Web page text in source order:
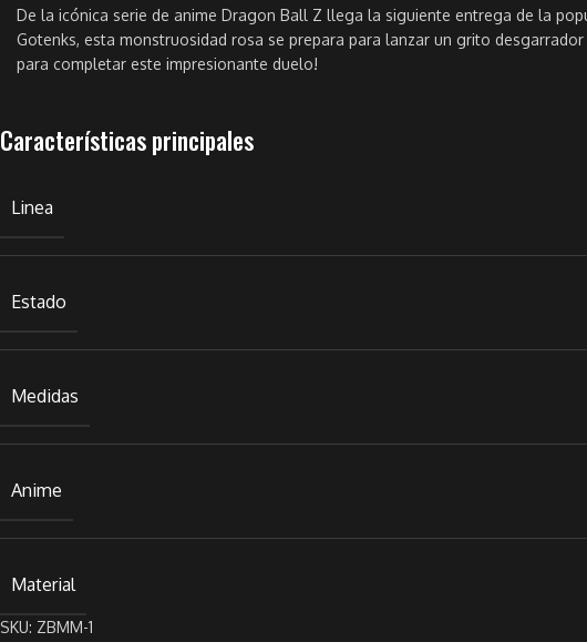
De la icónica serie de anime Dragon Ball Z llega la siguiente entrega de la
Gotenks, esta monstruosidad rosa se prepara para lanzar un grito
para completar este impresionante duelo!
Características principales
Linea
Estado
Medidas
Anime
Material
SKU: ZBMM-1